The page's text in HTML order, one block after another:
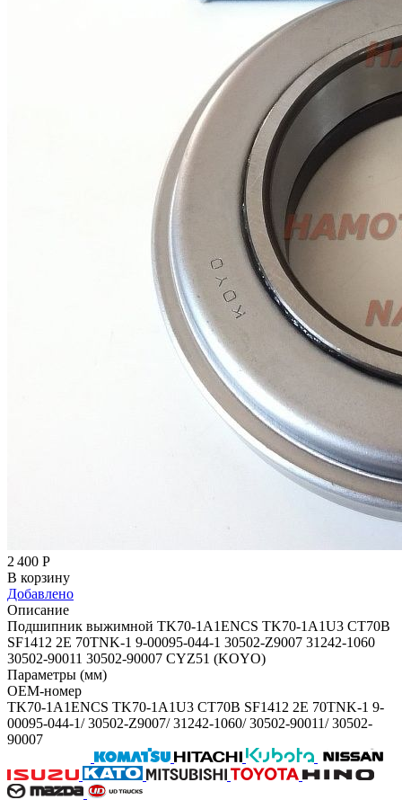
2 400 Р
В корзину
Добавлено
Описание
Подшипник выжимной TK70-1A1ENCS TK70-1A1U3 CT70B
SF1412 2E 70TNK-1 9-00095-044-1 30502-Z9007 31242-1060
30502-90011 30502-90007 CYZ51 (KOYO)
Параметры (мм)
OEM-номер
TK70-1A1ENCS TK70-1A1U3 CT70B SF1412 2E 70TNK-1 9-
00095-044-1/ 30502-Z9007/ 31242-1060/ 30502-90011/ 30502-
90007